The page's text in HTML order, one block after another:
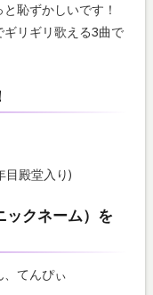
恥ずかしいです！
リギリ歌える3曲で
目殿堂入り)
ックネーム）を
てんぴぃ